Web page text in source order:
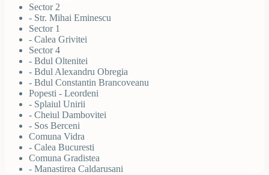
Sector 2
- Str. Mihai Eminescu
Sector 1
- Calea Grivitei
Sector 4
- Bdul Oltenitei
- Bdul Alexandru Obregia
- Bdul Constantin Brancoveanu
Popesti - Leordeni
- Splaiul Unirii
- Cheiul Dambovitei
- Sos Berceni
Comuna Vidra
- Calea Bucuresti
Comuna Gradistea
- Manastirea Caldarusani